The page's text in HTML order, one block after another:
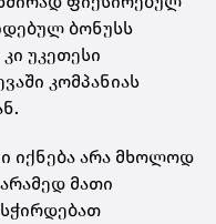
ბონუსს
უკეთესი
კომპანიას
იქნება არა მხოლოდ
მათი